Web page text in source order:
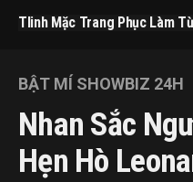
Tlinh Mặc Trang Phục Làm
BẬT MÍ SHOWBIZ 24H
Nhan Sắc
Hẹn Hò